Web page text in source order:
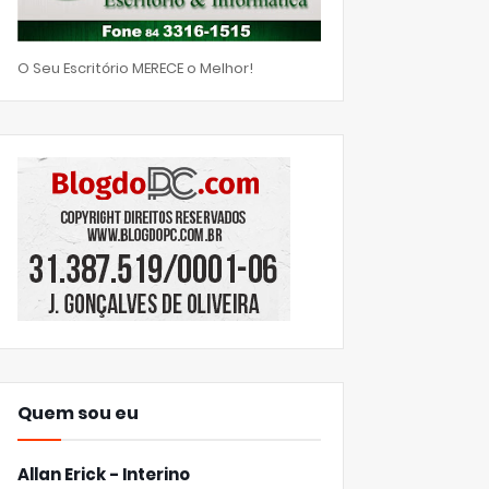
O Seu Escritório MERECE o Melhor!
Quem sou eu
Allan Erick - Interino